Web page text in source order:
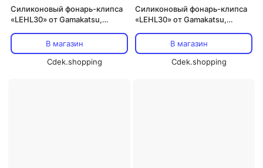
Силиконовый фонарь-клипса
«LEHL30» от Gamakatsu,
В магазин
Cdek.shopping
Силиконовый фонарь-клипса
«LEHL30» от Gamakatsu,
В магазин
Cdek.shopping